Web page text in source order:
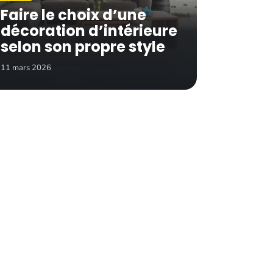
Faire le choix d’une
décoration d’intérieure
selon son propre style
11 mars 2026